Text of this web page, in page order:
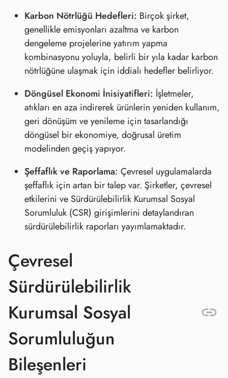
Karbon Nötrlüğü Hedefleri: Birçok şirket,
genellikle emisyonları azaltma ve karbon
dengeleme projelerine yatırım yapma
kombinasyonu yoluyla, belirli bir yıla kadar karbon
nötrlüğüne ulaşmak için iddialı hedefler belirliyor.
Döngüsel Ekonomi İnisiyatifleri: İşletmeler,
atıkları en aza indirerek ürünlerin yeniden kullanım,
geri dönüşüm ve yenileme için tasarlandığı
döngüsel bir ekonomiye, doğrusal üretim
modelinden geçiş yapıyor.
Şeffaflık ve Raporlama: Çevresel uygulamalarda
şeffaflık için artan bir talep var. Şirketler, çevresel
etkilerini ve Sürdürülebilirlik Kurumsal Sosyal
Sorumluluk (CSR) girişimlerini detaylandıran
sürdürülebilirlik raporları yayımlamaktadır.
Çevresel
Sürdürülebilirlik
Kurumsal Sosyal
Sorumluluğun
Bileşenleri